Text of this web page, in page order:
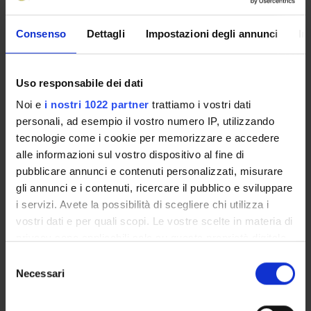
Consenso Dettagli Impostazioni degli annunci
Uso responsabile dei dati
Noi e i nostri 1022 partner trattiamo i vostri dati
personali, ad esempio il vostro numero IP, utilizzando
tecnologie come i cookie per memorizzare e accedere
alle informazioni sul vostro dispositivo al fine di
pubblicare annunci e contenuti personalizzati, misurare
gli annunci e i contenuti, ricercare il pubblico e sviluppare
i servizi. Avete la possibilità di scegliere chi utilizza i
vostri dati e per quali scopi. Le vostre scelte in materia di
modificare o revocare il proprio consenso in qualsiasi
momento dalla Dichiarazione sui cookie o facendo clic
delNecessari
Presentazione
Come iscriversi e Requisiti di ammissione
Piani didattici
Organi collegiali e di governo
Rete formativa
Servizio Studenti Internazionali
OFFERTA FORMATIVA